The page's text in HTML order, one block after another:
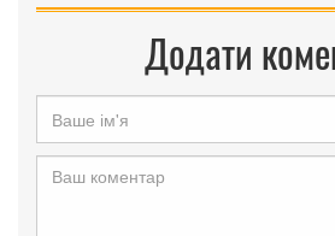
Додати